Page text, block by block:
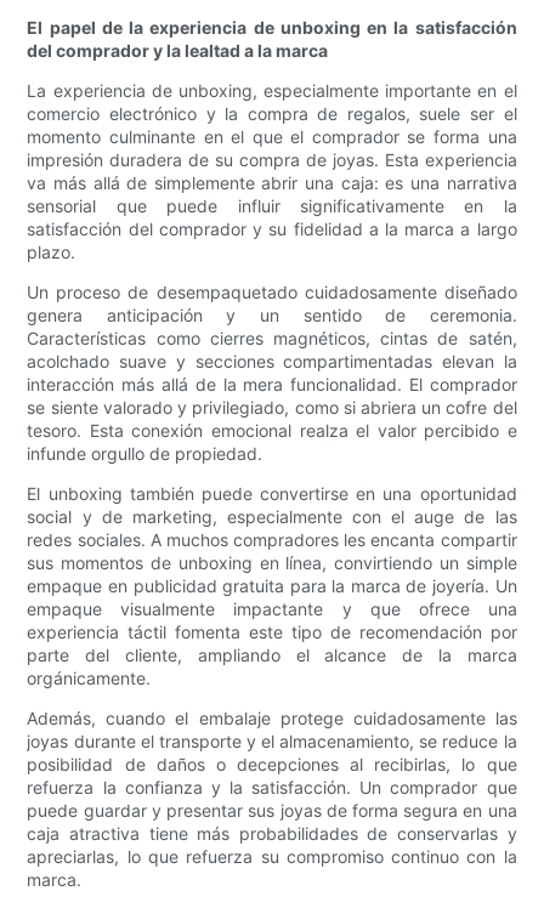
El papel de la experiencia de unboxing en la satisfacción
del comprador y la lealtad a la marca
La experiencia de unboxing, especialmente importante en el
comercio electrónico y la compra de regalos, suele ser el
momento culminante en el que el comprador se forma una
impresión duradera de su compra de joyas. Esta experiencia
va más allá de simplemente abrir una caja: es una narrativa
sensorial que puede influir significativamente en la
satisfacción del comprador y su fidelidad a la marca a largo
plazo.
Un proceso de desempaquetado cuidadosamente diseñado
genera anticipación y un sentido de ceremonia.
Características como cierres magnéticos, cintas de satén,
acolchado suave y secciones compartimentadas elevan la
interacción más allá de la mera funcionalidad. El comprador
se siente valorado y privilegiado, como si abriera un cofre del
tesoro. Esta conexión emocional realza el valor percibido e
infunde orgullo de propiedad.
El unboxing también puede convertirse en una oportunidad
social y de marketing, especialmente con el auge de las
redes sociales. A muchos compradores les encanta compartir
sus momentos de unboxing en línea, convirtiendo un simple
empaque en publicidad gratuita para la marca de joyería. Un
empaque visualmente impactante y que ofrece una
experiencia táctil fomenta este tipo de recomendación por
parte del cliente, ampliando el alcance de la marca
orgánicamente.
Además, cuando el embalaje protege cuidadosamente las
joyas durante el transporte y el almacenamiento, se reduce la
posibilidad de daños o decepciones al recibirlas, lo que
refuerza la confianza y la satisfacción. Un comprador que
puede guardar y presentar sus joyas de forma segura en una
caja atractiva tiene más probabilidades de conservarlas y
apreciarlas, lo que refuerza su compromiso continuo con la
marca.